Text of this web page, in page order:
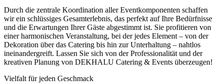
Durch die zentrale Koordination aller Eventkomponenten schaffen
wir ein schlüssiges Gesamterlebnis, das perfekt auf Ihre Bedürfnisse
und die Erwartungen Ihrer Gäste abgestimmt ist. Sie profitieren von
einer harmonischen Veranstaltung, bei der jedes Element – von der
Dekoration über das Catering bis hin zur Unterhaltung – nahtlos
ineinandergreift. Lassen Sie sich von der Professionalität und der
kreativen Planung von DEKHALU Catering & Events überzeugen!
Vielfalt für jeden Geschmack